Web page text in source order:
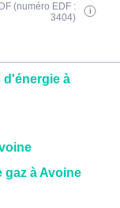
(numéro EDF :
3404)
d'énergie à
gaz à Avoine